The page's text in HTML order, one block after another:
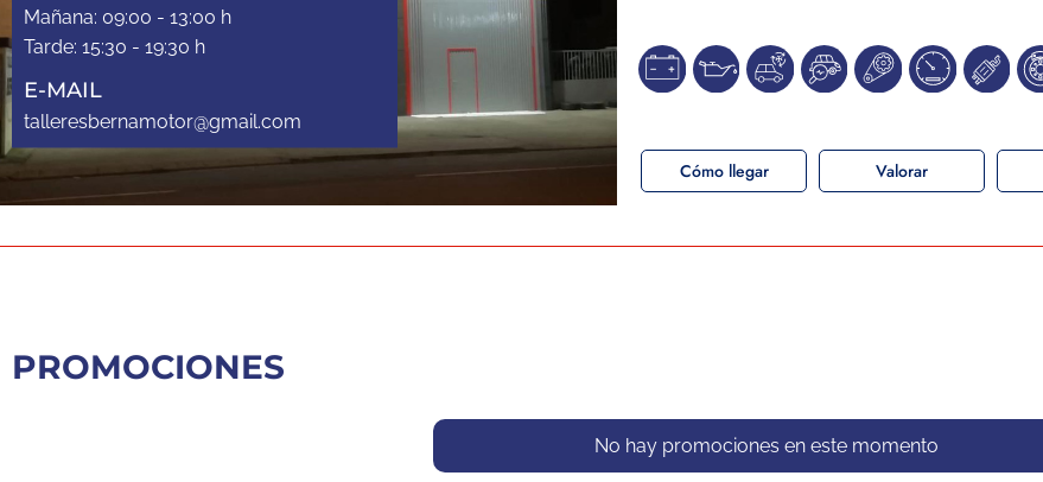
Cómo llegar Valorar
Mañana: 09:00 - 13:00 h
Tarde: 15:30 - 19:30 h
E-MAIL
talleresbernamotor@gmail.com
PROMOCIONES
No hay promociones en este momento